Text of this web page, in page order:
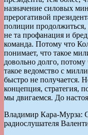
назначение силовых
прерогативой
полиции
не та профанация и
команда. Потому что
понимает, что такое
довольно долго,
такое ведомство с
быстро не получается.
концепция, стратегия,
мы двигаемся. До
Владимир Кара-Мурза:
радиослушателя